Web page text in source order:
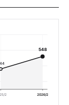
548
2 2026/2